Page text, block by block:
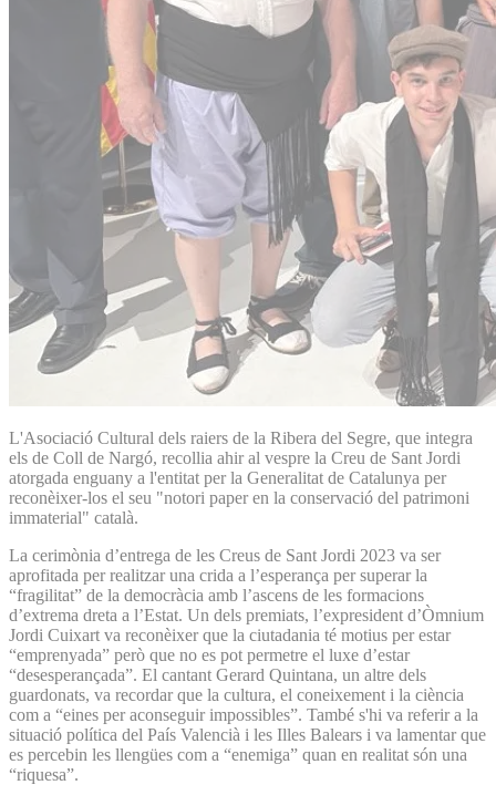
L'Asociació Cultural dels raiers de la Ribera del Segre, que integra
els de Coll de Nargó, recollia ahir al vespre la Creu de Sant Jordi
atorgada enguany a l'entitat per la Generalitat de Catalunya per
reconèixer-los el seu "notori paper en la conservació del patrimoni
immaterial" català.
La cerimònia d’entrega de les Creus de Sant Jordi 2023 va ser
aprofitada per realitzar una crida a l’esperança per superar la
“fragilitat” de la democràcia amb l’ascens de les formacions
d’extrema dreta a l’Estat. Un dels premiats, l’expresident d’Òmnium
Jordi Cuixart va reconèixer que la ciutadania té motius per estar
“emprenyada” però que no es pot permetre el luxe d’estar
“desesperançada”. El cantant Gerard Quintana, un altre dels
guardonats, va recordar que la cultura, el coneixement i la ciència
com a “eines per aconseguir impossibles”. També s'hi va referir a la
situació política del País Valencià i les Illes Balears i va lamentar que
es percebin les llengües com a “enemiga” quan en realitat són una
“riquesa”.